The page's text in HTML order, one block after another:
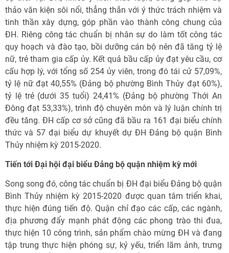
thảo văn kiện sôi nổi, thẳng thắn với ý thức trách nhiệm và
tinh thần xây dựng, góp phần vào thành công chung của
ĐH. Riêng công tác chuẩn bị nhân sự do làm tốt công tác
quy hoạch và đào tạo, bồi dưỡng cán bộ nên đã tăng tỷ lệ
nữ, trẻ tham gia cấp ủy. Kết quả bầu cấp ủy đạt yêu cầu, cơ
cấu hợp lý, với tổng số 254 ủy viên, trong đó tái cử 57,09%,
tỷ lệ nữ đạt 40,55% (Đảng bộ phường Bình Thủy đạt 60%),
tỷ lệ trẻ (dưới 35 tuổi) 24,41% (Đảng bộ phường Thới An
Đông đạt 53,33%), trình độ chuyên môn và lý luận chính trị
đều tăng. ĐH cấp cơ sở cũng đã bầu ra 161 đại biểu chính
thức và 57 đại biểu dự khuyết dự ĐH Đảng bộ quận Bình
Thủy nhiệm kỳ 2015-2020.
Tiến tới Đại hội đại biểu Đảng bộ quận nhiệm kỳ mới
Song song đó, công tác chuẩn bị ĐH đại biểu Đảng bộ quận
Bình Thủy nhiệm kỳ 2015-2020 được quan tâm triển khai,
thực hiện đúng tiến độ. Quận chỉ đạo các cấp, các ngành,
địa phương đẩy mạnh phát động các phong trào thi đua,
thực hiện 10 công trình, sản phẩm chào mừng ĐH và đang
tập trung thực hiện phóng sự, kỷ yếu, triển lãm ảnh, trưng